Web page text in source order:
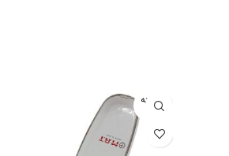
فروخته
شده